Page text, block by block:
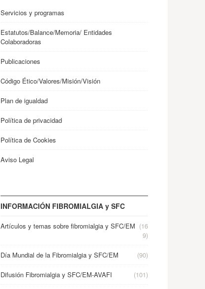
Servicios y programas
Estatutos/Balance/Memoria/ Entidades
Colaboradoras
Publicaciones
Código Ético/Valores/Misión/Visión
Plan de igualdad
Política de privacidad
Política de Cookies
Aviso Legal
INFORMACIÓN FIBROMIALGIA y SFC
Artículos y temas sobre fibromialgia y SFC/EM (16
9)
Día Mundial de la Fibromialgia y SFC/EM (90)
Difusión Fibromialgia y SFC/EM-AVAFI (101)